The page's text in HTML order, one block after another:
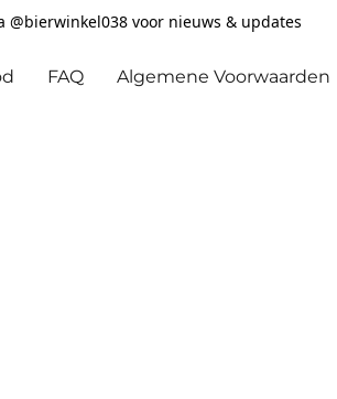
@bierwinkel038 voor nieuws & updates
FAQ Algemene Voorwaarden